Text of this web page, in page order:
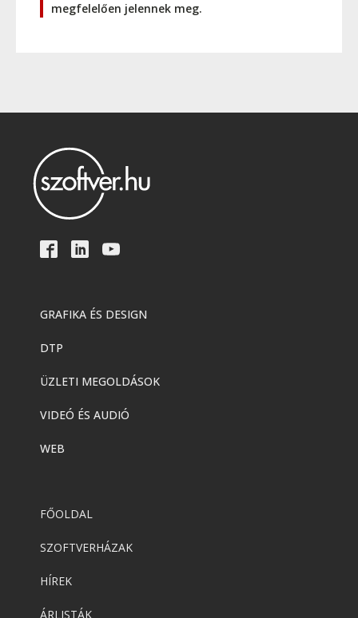
megfelelően jelennek meg.
GRAFIKA ÉS DESIGN
DTP
ÜZLETI MEGOLDÁSOK
VIDEÓ ÉS AUDIÓ
WEB
FŐOLDAL
SZOFTVERHÁZAK
HÍREK
ÁRLISTÁK